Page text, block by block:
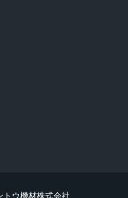
ウ機材株式会社